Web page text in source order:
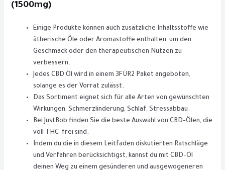
(1500mg)
Einige Produkte können auch zusätzliche Inhaltsstoffe wie
ätherische Öle oder Aromastoffe enthalten, um den
Geschmack oder den therapeutischen Nutzen zu
verbessern.
Jedes CBD Öl wird in einem 3FÜR2 Paket angeboten,
solange es der Vorrat zulässt.
Das Sortiment eignet sich für alle Arten von gewünschten
Wirkungen, Schmerzlinderung, Schlaf, Stressabbau.
Bei JustBob finden Sie die beste Auswahl von CBD-Ölen, die
voll THC-frei sind.
Indem du die in diesem Leitfaden diskutierten Ratschläge
und Verfahren berücksichtigst, kannst du mit CBD-Öl
deinen Weg zu einem gesünderen und ausgewogeneren